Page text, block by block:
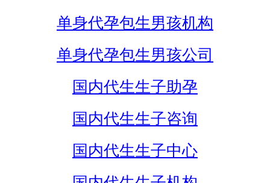
单身代孕包生男孩机构
单身代孕包生男孩公司
国内代生生子助孕
国内代生生子咨询
国内代生生子中心